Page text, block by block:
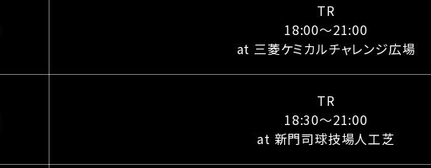
TR
18:00〜21:00
at 三菱ケミカルチャレンジ広場
TR
18:30〜21:00
at 新門司球技場人工芝